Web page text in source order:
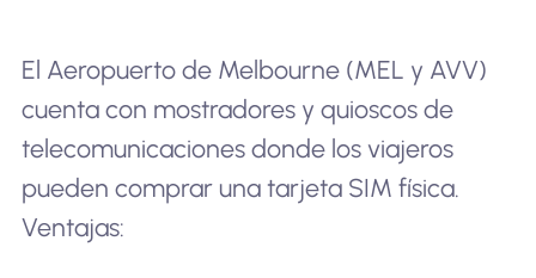
El Aeropuerto de Melbourne (MEL y AVV)
cuenta con mostradores y quioscos de
telecomunicaciones donde los viajeros
pueden comprar una tarjeta SIM física.
Ventajas: